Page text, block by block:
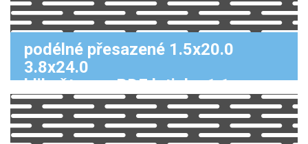
podélné přesazené 1.5x20.0
3.8x24.0
klikněte pro PDF k tisku 1:1